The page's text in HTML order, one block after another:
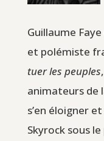
Guillaume
et polémiste
tuer les peuples
animateurs de
s’en éloigner
Skyrock sous